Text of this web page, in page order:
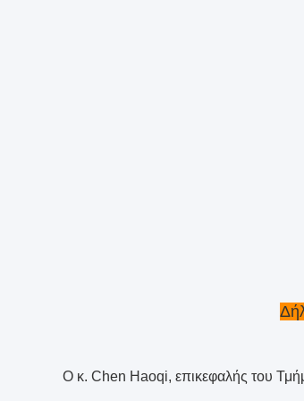
Ο κ. Chen Haoqi, επικεφαλής του